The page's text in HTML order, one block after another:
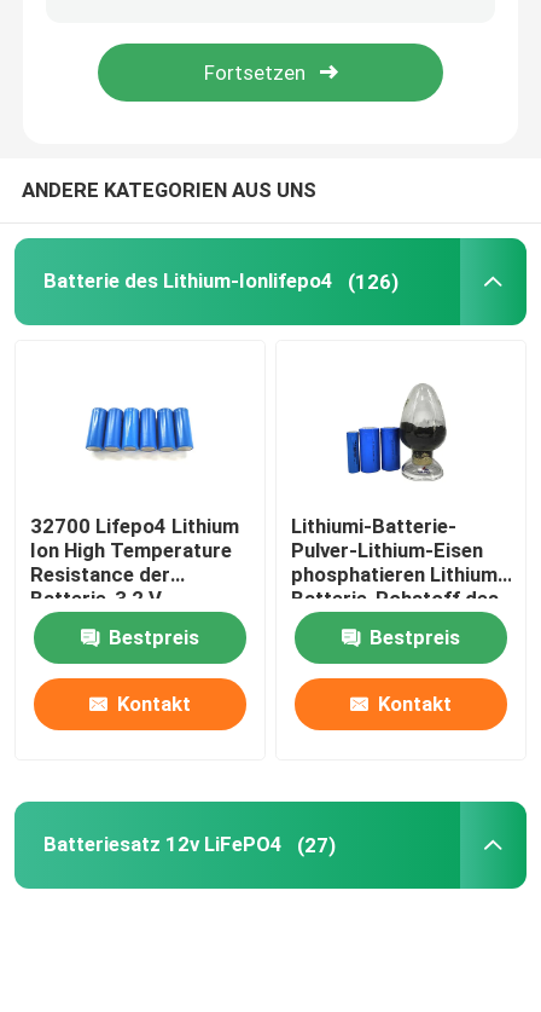
ANDERE KATEGORIEN AUS UNS
Batterie des Lithium-Ionlifepo4 (126)
32700 Lifepo4 Lithium
Ion High Temperature
Resistance der
Batterie-3,2 V
6000mah
Bestpreis
Kontakt
Lithiumi-Batterie-
Pulver-Lithium-Eisen
phosphatieren Lithium-
Batterie-Rohstoff des
Pulver-LiFePO4
Bestpreis
Kontakt
Batteriesatz 12v LiFePO4 (27)